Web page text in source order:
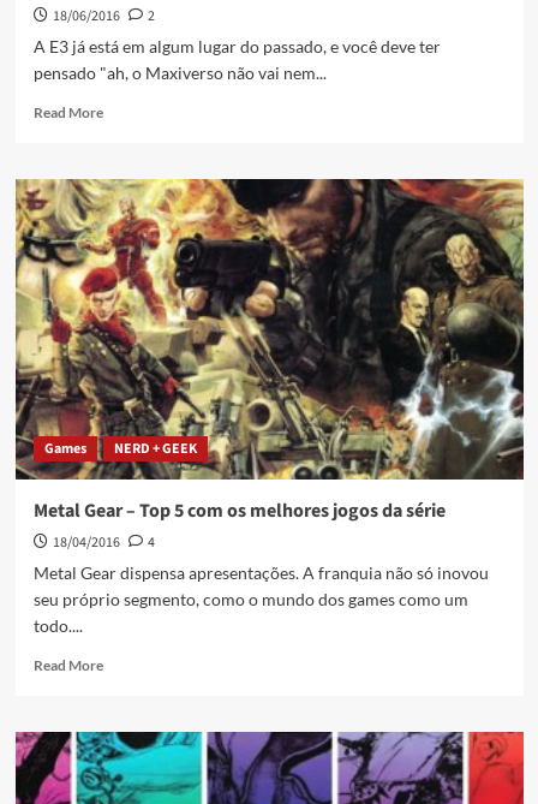
18/06/2016
2
A E3 já está em algum lugar do passado, e você deve ter
pensado "ah, o Maxiverso não vai nem...
Read More
Games NERD + GEEK
Metal Gear – Top 5 com os melhores jogos da série
18/04/2016
4
Metal Gear dispensa apresentações. A franquia não só inovou
seu próprio segmento, como o mundo dos games como um
todo....
Read More